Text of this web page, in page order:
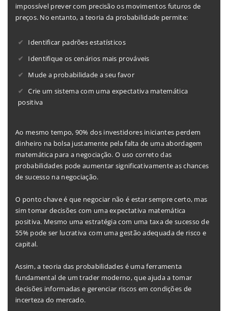
impossível prever com precisão os movimentos futuros de
preços. No entanto, a teoria da probabilidade permite:
Identificar padrões estatísticos
Identifique os cenários mais prováveis
Mude a probabilidade a seu favor
Crie um sistema com uma expectativa matemática
positiva
Ao mesmo tempo, 90% dos investidores iniciantes perdem
dinheiro na bolsa justamente pela falta de uma abordagem
matemática para a negociação. O uso correto das
probabilidades pode aumentar significativamente as chances
de sucesso na negociação.
O ponto chave é que negociar não é estar sempre certo, mas
sim tomar decisões com uma expectativa matemática
positiva. Mesmo uma estratégia com uma taxa de sucesso de
55% pode ser lucrativa com uma gestão adequada de risco e
capital.
Assim, a teoria das probabilidades é uma ferramenta
fundamental de um trader moderno, que ajuda a tomar
decisões informadas e gerenciar riscos em condições de
incerteza do mercado.